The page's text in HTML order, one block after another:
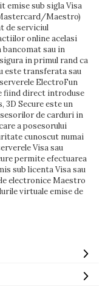
emise sub sigla Visa
Maestro)
de serviciul
online acelasi
bancomat sau in
in primul rand ca
este transferata sau
ElectroFun
fiind direct introduse
3D Secure este un
de carduri in
a posesorului
cunoscut numai
Visa sau
permite efectuarea
sub licenta Visa sau
electronice Maestro
virtuale emise de